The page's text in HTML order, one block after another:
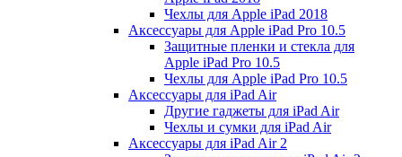
Чехлы для Apple iPad 2018
Аксессуары для Apple iPad Pro 10.5
Защитные пленки и стекла для
Apple iPad Pro 10.5
Чехлы для Apple iPad Pro 10.5
Аксессуары для iPad Air
Другие гаджеты для iPad Air
Чехлы и сумки для iPad Air
Аксессуары для iPad Air 2